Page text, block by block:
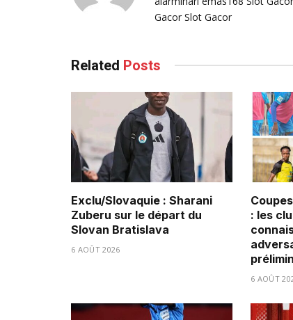
Gacor Slot Gacor
Related Posts
Exclu/Slovaquie : Sharani
Zuberu sur le départ du
Slovan Bratislava
6 AOÛT 2026
: les
6 AOÛT